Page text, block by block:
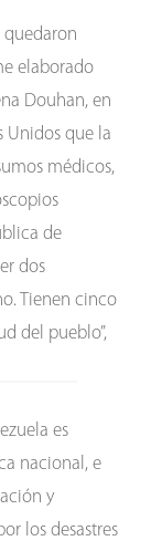
quedaron
elaborado
Douhan, en
Unidos que la
médicos,
de
dos
Tienen cinco
del pueblo”,
es
nacional, e
y
los desastres